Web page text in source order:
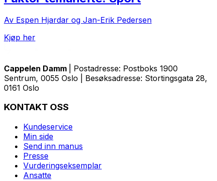
Av Espen Hjardar og Jan-Erik Pedersen
Kjøp her
Cappelen Damm
| Postadresse: Postboks 1900
Sentrum, 0055 Oslo | Besøksadresse: Stortingsgata 28,
0161 Oslo
KONTAKT OSS
Kundeservice
Min side
Send inn manus
Presse
Vurderingseksemplar
Ansatte